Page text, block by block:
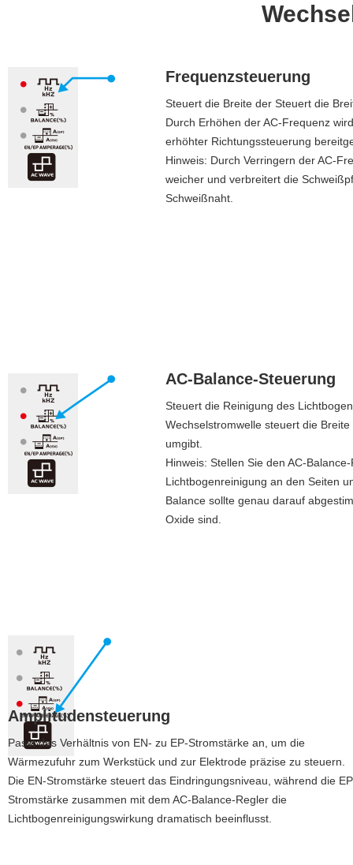
Frequenzsteuerung
Steuert die Breite der Steuert die
Durch Erhöhen der AC-Frequenz
erhöhter Richtungssteuerung
Hinweis: Durch Verringern der AC-
weicher und verbreitert die
Schweißnaht.
AC-Balance-Steuerung
Steuert die Reinigung des
Wechselstromwelle steuert die
umgibt.
Hinweis: Stellen Sie den AC-
Lichtbogenreinigung an den Seiten
Balance sollte genau darauf
Oxide sind.
Amplitudensteuerung
Passt das Verhältnis von EN- zu EP-Stromstärke an, um die
Wärmezufuhr zum Werkstück und zur Elektrode präzise zu steuern.
Die EN-Stromstärke steuert das Eindringungsniveau, während die
Stromstärke zusammen mit dem AC-Balance-Regler die
Lichtbogenreinigungswirkung dramatisch beeinflusst.